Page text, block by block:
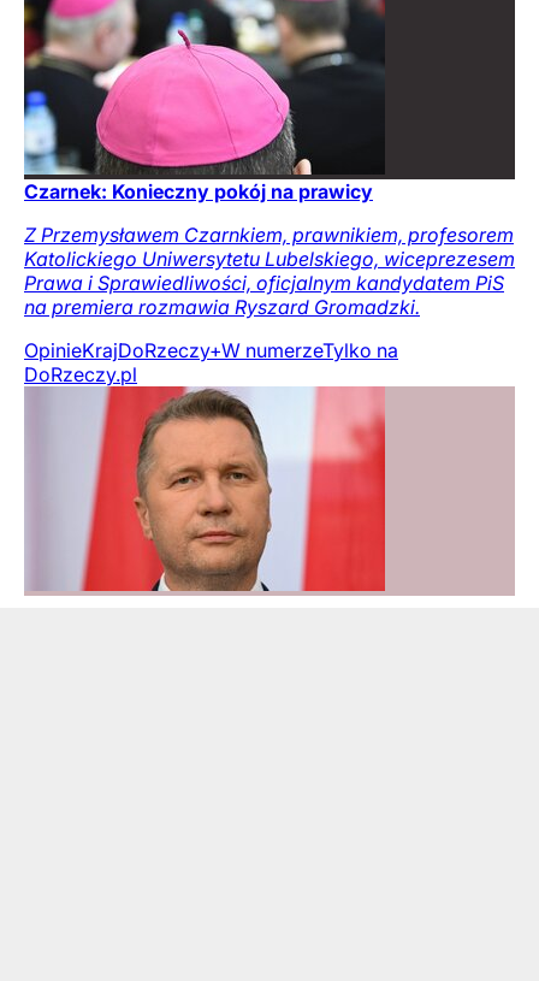
Czarnek: Konieczny pokój na prawicy
Z Przemysławem Czarnkiem, prawnikiem, profesorem
Katolickiego Uniwersytetu Lubelskiego, wiceprezesem
Prawa i Sprawiedliwości, oficjalnym kandydatem PiS
na premiera rozmawia Ryszard Gromadzki.
OpinieKrajDoRzeczy+W numerzeTylko na
DoRzeczy.pl